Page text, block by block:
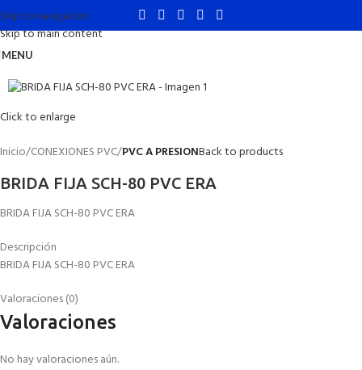
Skip to navigation
Skip to main content
MENU
Click to enlarge
Inicio CONEXIONES PVC PVC A PRESIONBack to products
BRIDA FIJA SCH-80 PVC ERA
BRIDA FIJA SCH-80 PVC ERA
Descripción
BRIDA FIJA SCH-80 PVC ERA
Valoraciones (0)
Valoraciones
No hay valoraciones aún.